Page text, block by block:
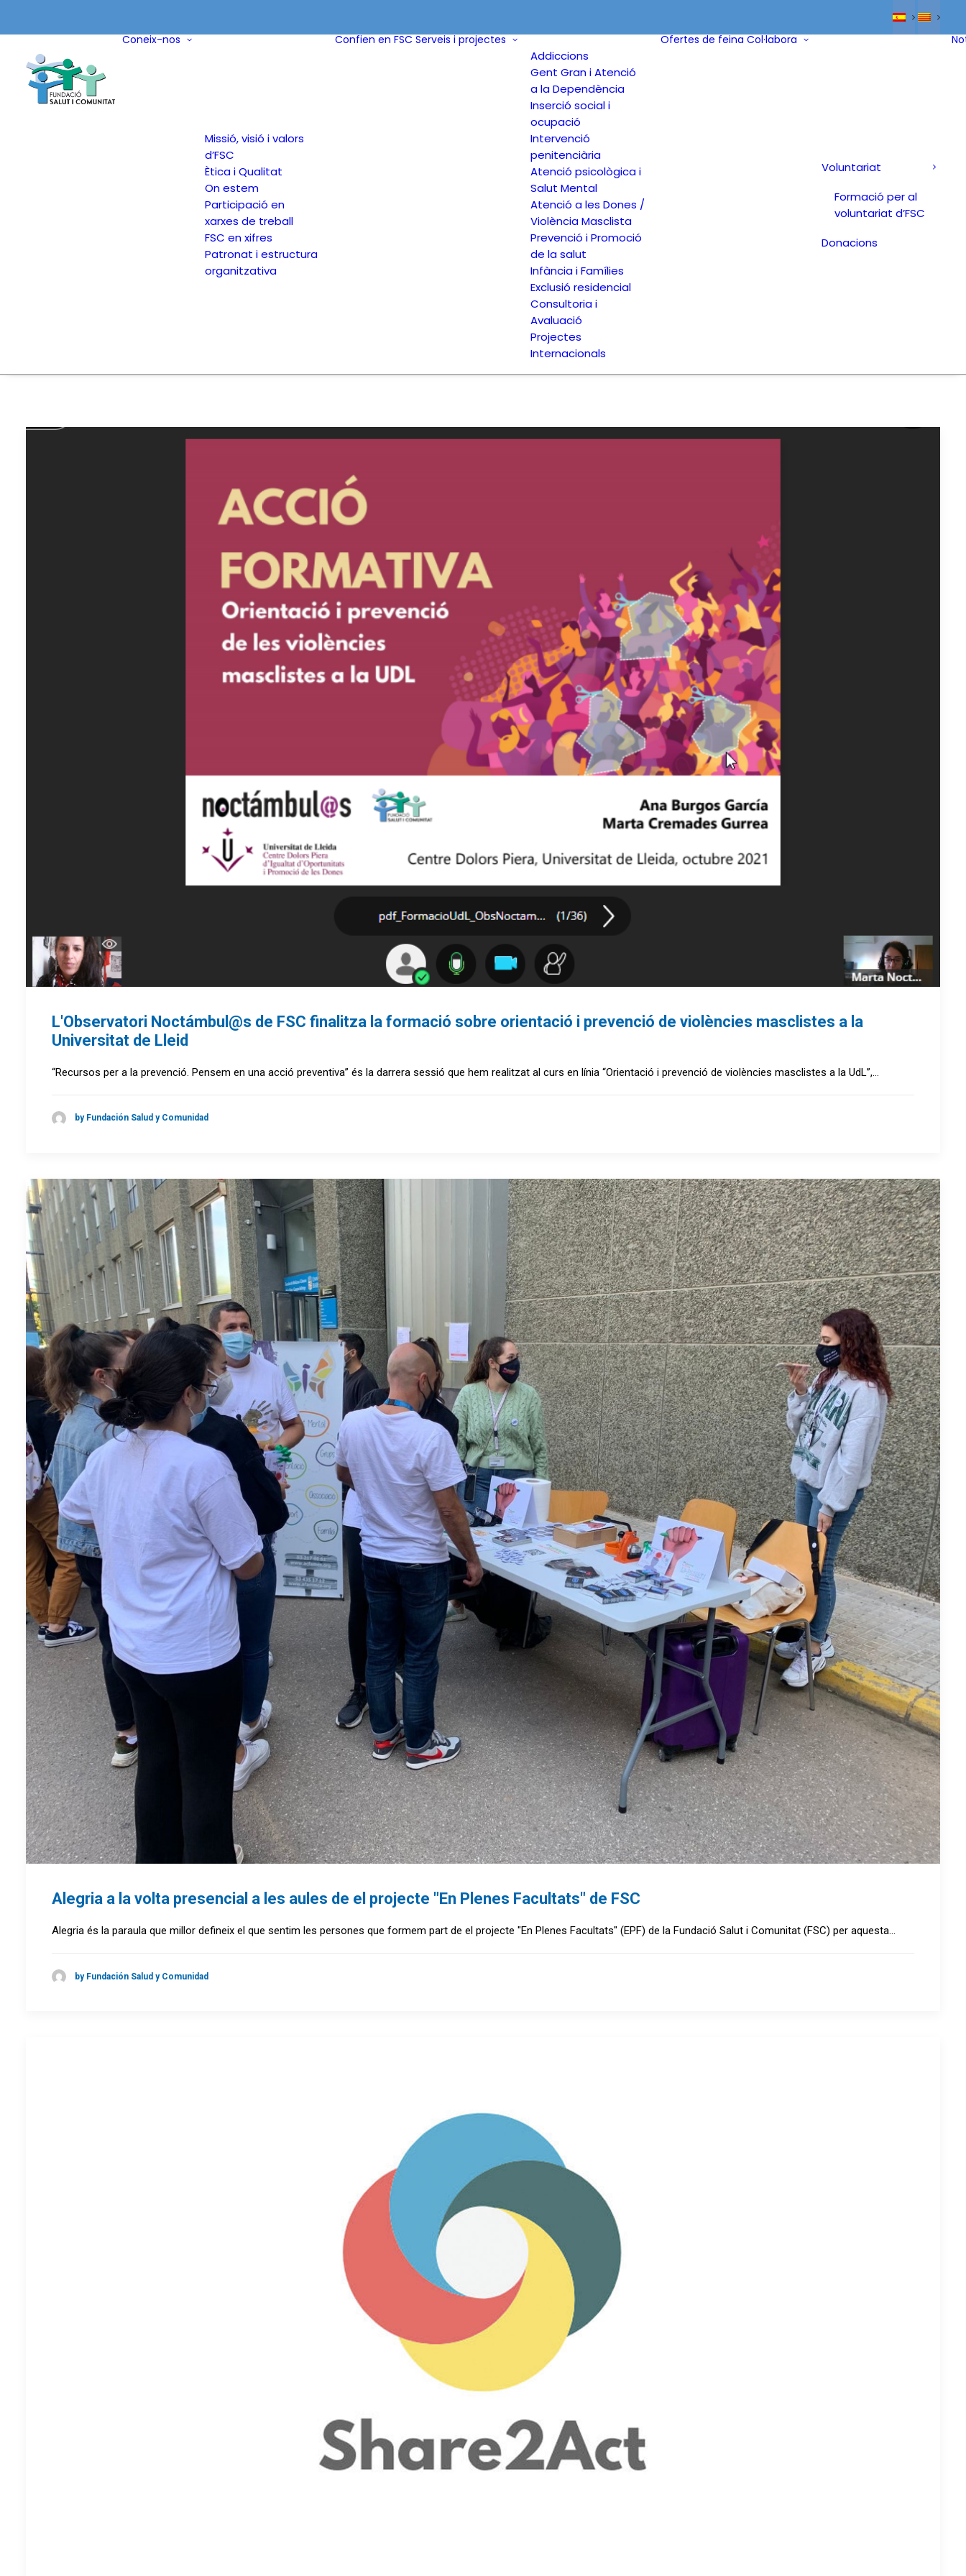
Coneix-nos
Missió, visió i valors
d’FSC
Ètica i Qualitat
On estem
Participació en
xarxes de treball
FSC en xifres
Patronat i estructura
organitzativa
Confien en FSC Serveis i projectes
Addiccions
Gent Gran i Atenció
a la Dependència
Inserció social i
ocupació
Intervenció
penitenciària
Atenció psicològica i
Salut Mental
Atenció a les Dones /
Violència Masclista
Prevenció i Promoció
de la salut
Infància i Famílies
Exclusió residencial
Consultoria i
Avaluació
Projectes
Internacionals
Ofertes de feina Col·labora
Voluntariat
Formació per al
voluntariat d’FSC
Donacions
L'Observatori Noctámbul@s de FSC finalitza la formació sobre orientació i prevenció de violències masclistes a la
Universitat de Lleid
“Recursos per a la prevenció. Pensem en una acció preventiva” és la darrera sessió que hem realitzat al curs en línia “Orientació i prevenció de violències masclistes a la UdL”,…
by Fundación Salud y Comunidad
Alegria a la volta presencial a les aules de el projecte "En Plenes Facultats" de FSC
Alegria és la paraula que millor defineix el que sentim les persones que formem part de el projecte "En Plenes Facultats" (EPF) de la Fundació Salut i Comunitat (FSC) per aquesta…
by Fundación Salud y Comunidad